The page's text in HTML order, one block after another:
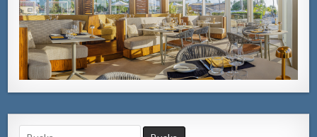
Search